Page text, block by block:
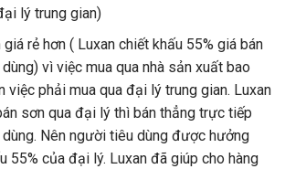
lý trung gian)
rẻ hơn ( Luxan chiết khấu 55% giá bán
vì việc mua qua nhà sản xuất bao
việc phải mua qua đại lý trung gian. Luxan
sơn qua đại lý thì bán thẳng trực tiếp
Nên người tiêu dùng được hưởng
55% của đại lý. Luxan đã giúp cho hàng